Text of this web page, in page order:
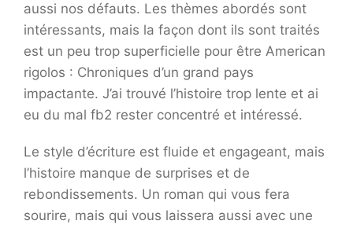
aussi nos défauts. Les thèmes abordés sont
intéressants, mais la façon dont ils sont traités
est un peu trop superficielle pour être American
rigolos : Chroniques d’un grand pays
impactante. J’ai trouvé l’histoire trop lente et ai
eu du mal fb2 rester concentré et intéressé.
Le style d’écriture est fluide et engageant, mais
l’histoire manque de surprises et de
rebondissements. Un roman qui vous fera
sourire, mais qui vous laissera aussi avec une